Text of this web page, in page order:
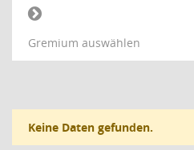
Gremium auswählen
Keine Daten gefunden.